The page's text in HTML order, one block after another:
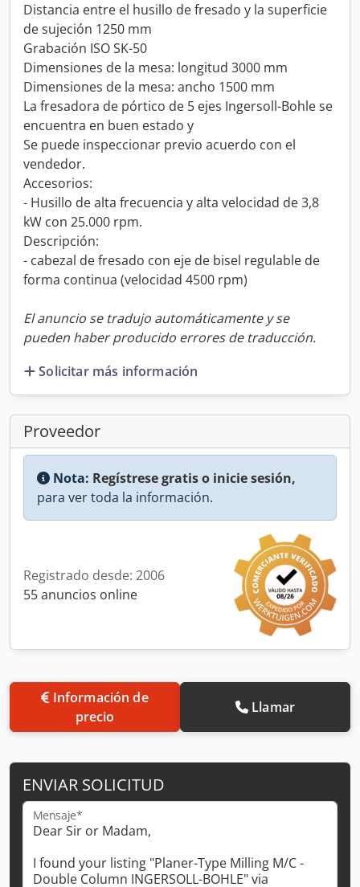
Distancia entre el husillo de fresado y la superficie
de sujeción 1250 mm
Grabación ISO SK-50
Dimensiones de la mesa: longitud 3000 mm
Dimensiones de la mesa: ancho 1500 mm
La fresadora de pórtico de 5 ejes Ingersoll-Bohle se
encuentra en buen estado y
Se puede inspeccionar previo acuerdo con el
vendedor.
Accesorios:
- Husillo de alta frecuencia y alta velocidad de 3,8
kW con 25.000 rpm.
Descripción:
- cabezal de fresado con eje de bisel regulable de
forma continua (velocidad 4500 rpm)
El anuncio se tradujo automáticamente y se
pueden haber producido errores de traducción.
Solicitar más información
Proveedor
Nota: Regístrese gratis o inicie sesión,
para ver toda la información.
Registrado desde: 2006
55 anuncios online
precio
Llamar
ENVIAR SOLICITUD
Mensaje*